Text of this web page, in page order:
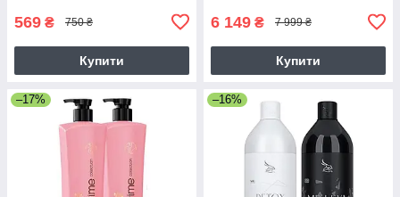
569 ₴ 750 ₴
Купити
6 149 ₴ 7 999 ₴
Купити
–17% –16%